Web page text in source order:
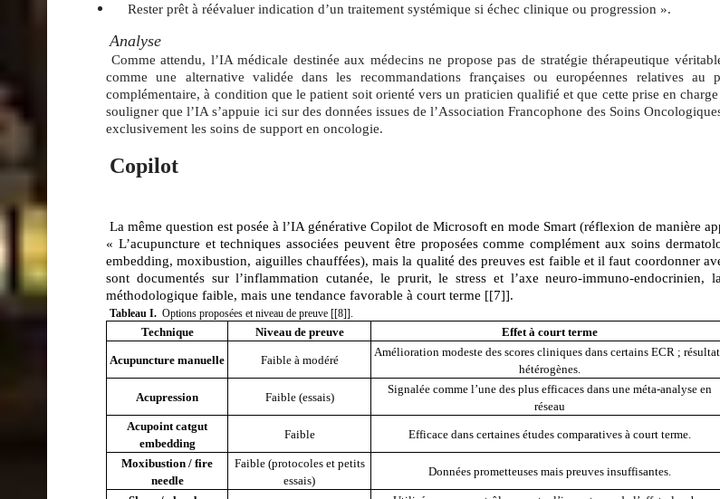
Rester prêt à réévaluer indication d’un traitement systémique si échec clinique ou progression ».
Analyse
Comme attendu, l’IA médicale destinée aux médecins ne propose pas de stratégie thérapeutique
comme une alternative validée dans les recommandations françaises ou européennes relatives au
complémentaire, à condition que le patient soit orienté vers un praticien qualifié et que cette prise en
souligner que l’IA s’appuie ici sur des données issues de l’Association Francophone des Soins
exclusivement les soins de support en oncologie.
Copilot
La même question est posée à l’IA générative Copilot de Microsoft en mode Smart (réflexion de manière
« L’acupuncture et techniques associées peuvent être proposées comme complément aux soins
embedding, moxibustion, aiguilles chauffées), mais la qualité des preuves est faible et il faut coordonner
sont documentés sur l’inflammation cutanée, le prurit, le stress et l’axe neuro‑immuno‑endocrinien, l
méthodologique faible, mais une tendance favorable à court terme [[7]].
Tableau I. Options proposées et niveau de preuve [[8]].
Technique Niveau de preuve Effet à court terme
Acupuncture manuelle Faible à modéré
Amélioration modeste des scores cliniques dans certains ECR ;
hétérogènes.
Acupression Faible (essais)
Signalée comme l’une des plus efficaces dans une méta-analyse en
réseau
Acupoint catgut
embedding
Faible Efficace dans certaines études comparatives à court terme.
Moxibustion / fire
needle
Faible (protocoles et petits
essais)
Données prometteuses mais preuves insuffisantes.